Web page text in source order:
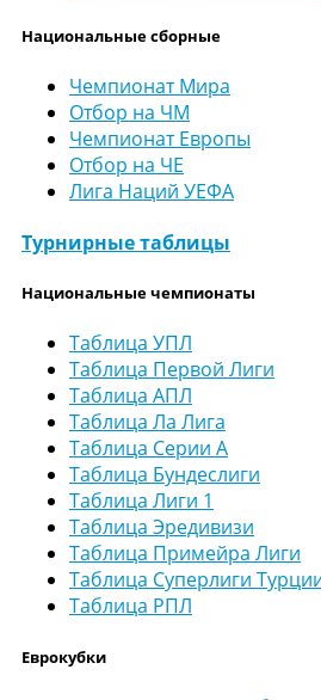
Национальные сборные
Чемпионат Мира
Отбор на ЧМ
Чемпионат Европы
Отбор на ЧЕ
Лига Наций УЕФА
Турнирные таблицы
Национальные чемпионаты
Таблица УПЛ
Таблица Первой Лиги
Таблица АПЛ
Таблица Ла Лига
Таблица Серии А
Таблица Бундеслиги
Таблица Лиги 1
Таблица Эредивизи
Таблица Примейра Лиги
Таблица Суперлиги
Таблица РПЛ
Еврокубки